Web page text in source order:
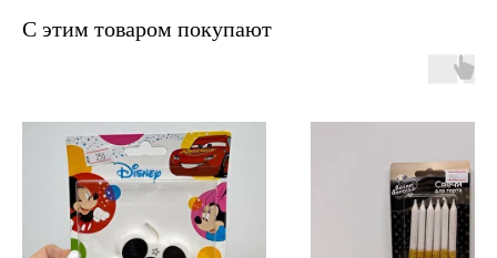
С этим товаром покупают